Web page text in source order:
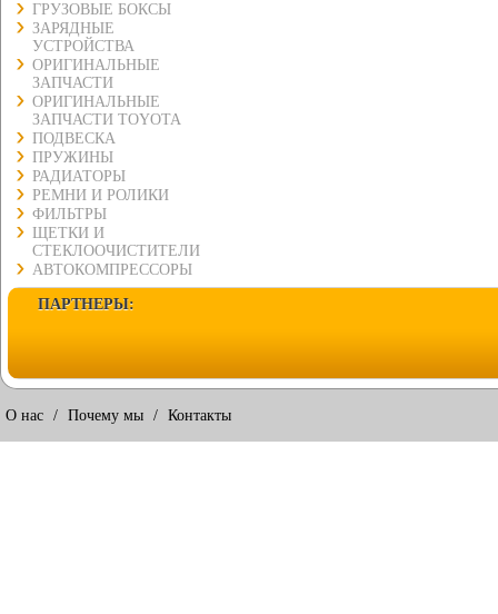
ГРУЗОВЫЕ БОКСЫ
ЗАРЯДНЫЕ
УСТРОЙСТВА
ОРИГИНАЛЬНЫЕ
ЗАПЧАСТИ
ОРИГИНАЛЬНЫЕ
ЗАПЧАСТИ TOYOTA
ПОДВЕСКА
ПРУЖИНЫ
РАДИАТОРЫ
РЕМНИ И РОЛИКИ
ФИЛЬТРЫ
ЩЕТКИ И
СТЕКЛООЧИСТИТЕЛИ
АВТОКОМПРЕССОРЫ
ПАРТНЕРЫ:
О нас / Почему мы / Контакты